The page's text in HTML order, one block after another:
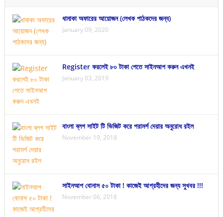
ধামাকা অফারের আয়োজন (লেখক পাঠকদের জন্য)
January 09, 2020
Register করলেই ৮০ টাকা পেতে সাইনআপ করুন এখনই
January 03, 2019
বাংলা ব্লগ সাইট টি ভিজিট করে পরামর্শ দেয়ার অনুরোধ রইল
November 19, 2018
সাইনআপ বোনাস ৫০ টাকা ! কাজেই আগ্রহীদের জন্য সুখবর !!!
November 06, 2018